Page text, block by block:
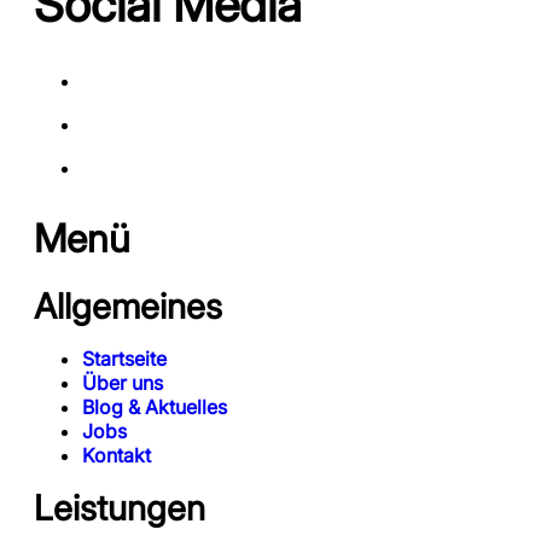
Menü
Allgemeines
Startseite
Über uns
Blog & Aktuelles
Jobs
Kontakt
Leistungen